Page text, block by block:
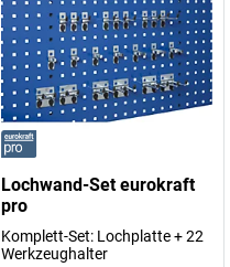
Lochwand-Set eurokraft
pro
Komplett-Set: Lochplatte + 22
Werkzeughalter